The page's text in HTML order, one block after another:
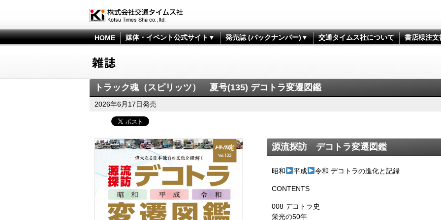
HOME 媒体・イベント公式サイト▼ 発売誌 (バックナンバー)▼ 交通タイムス社について 書店様注文
トラック魂（スピリッツ） 夏号(135) デコトラ変遷図鑑
2026年6月17日発売
源流探訪 デコトラ変遷図鑑
昭和 平成 令和 デコトラの進化と記録
CONTENTS
008 デコトラ史
栄光の50年